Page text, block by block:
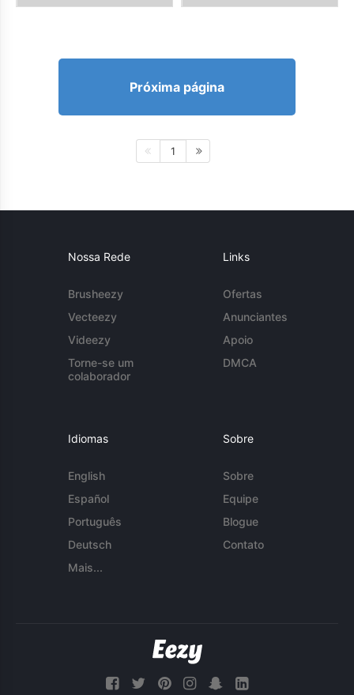
Próxima página
1
Nossa Rede
Brusheezy
Vecteezy
Videezy
Torne-se um
colaborador
Links
Ofertas
Anunciantes
Apoio
DMCA
Idiomas
English
Español
Português
Deutsch
Mais...
Sobre
Sobre
Equipe
Blogue
Contato